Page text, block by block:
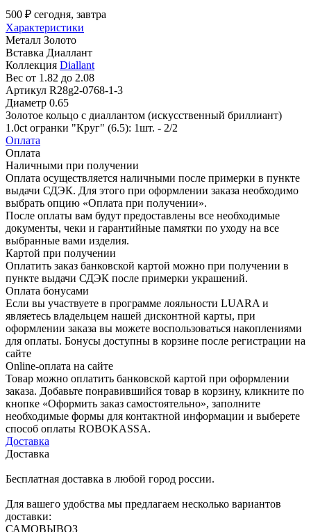
500 ₽ сегодня, завтра
Характеристики
Металл Золото
Вставка Диаллант
Коллекция Diallant
Вес от 1.82 до 2.08
Артикул R28g2-0768-1-3
Диаметр 0.65
Золотое кольцо с диаллантом (искусственный бриллиант)
1.0ct огранки "Круг" (6.5): 1шт. - 2/2
Оплата
Оплата
Наличными при получении
Оплата осуществляется наличными после примерки в пункте
выдачи СДЭК. Для этого при оформлении заказа необходимо
выбрать опцию «Оплата при получении».
После оплаты вам будут предоставлены все необходимые
документы, чеки и гарантийные памятки по уходу на все
выбранные вами изделия.
Картой при получении
Оплатить заказ банковской картой можно при получении в
пункте выдачи СДЭК после примерки украшений.
Оплата бонусами
Если вы участвуете в программе лояльности LUARA и
являетесь владельцем нашей дисконтной карты, при
оформлении заказа вы можете воспользоваться накоплениями
для оплаты. Бонусы доступны в корзине после регистрации на
сайте
Online-оплата на сайте
Товар можно оплатить банковской картой при оформлении
заказа. Добавьте понравившийся товар в корзину, кликните по
кнопке «Оформить заказ самостоятельно», заполните
необходимые формы для контактной информации и выберете
способ оплаты ROBOKASSA.
Доставка
Доставка
Бесплатная доставка в любой город россии.
Для вашего удобства мы предлагаем несколько вариантов
доставки:
САМОВЫВОЗ